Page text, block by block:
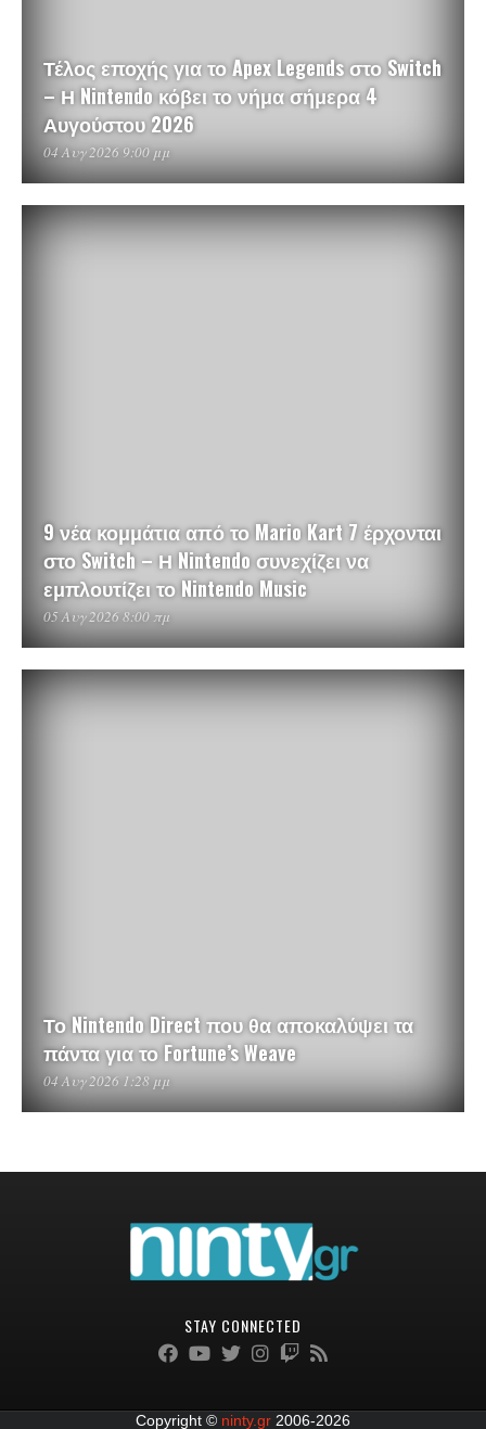
Τέλος εποχής για το Apex Legends στο Switch
– Η Nintendo κόβει το νήμα σήμερα 4
Αυγούστου 2026
04 Αυγ 2026 9:00 μμ
9 νέα κομμάτια από το Mario Kart 7 έρχονται
στο Switch – Η Nintendo συνεχίζει να
εμπλουτίζει το Nintendo Music
05 Αυγ 2026 8:00 πμ
Το Nintendo Direct που θα αποκαλύψει τα
πάντα για το Fortune’s Weave
04 Αυγ 2026 1:28 μμ
STAY CONNECTED
Copyright © ninty.gr 2006-2026